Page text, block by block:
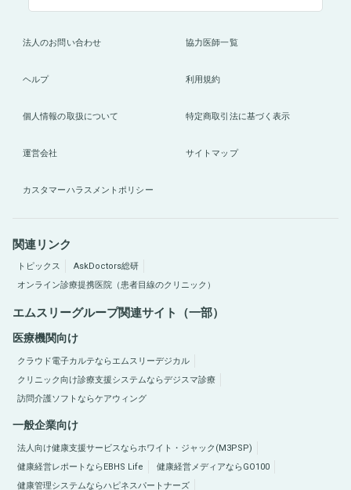
法人のお問い合わせ 協力医師一覧
ヘルプ 利用規約
個人情報の取扱について 特定商取引法に基づく表示
運営会社 サイトマップ
カスタマーハラスメントポリシー
関連リンク
トピックス
AskDoctors総研
オンライン診療提携医院（患者目線のクリニック）
エムスリーグループ関連サイト（一部）
医療機関向け
クラウド電子カルテならエムスリーデジカル
クリニック向け診療支援システムならデジスマ診療
訪問介護ソフトならケアウィング
一般企業向け
法人向け健康支援サービスならホワイト・ジャック(M3PSP)
健康経営レポートならEBHS Life
健康経営メディアならGO100
健康管理システムならハピネスパートナーズ